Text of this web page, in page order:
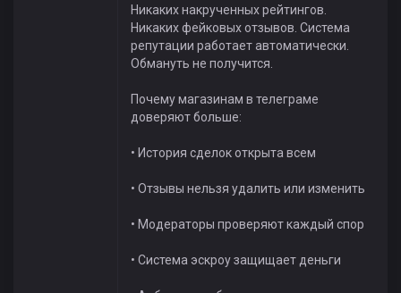
Никаких накрученных рейтингов.
Никаких фейковых отзывов. Система
репутации работает автоматически.
Обмануть не получится.
Почему магазинам в телеграме
доверяют больше:
• История сделок открыта всем
• Отзывы нельзя удалить или изменить
• Модераторы проверяют каждый спор
• Система эскроу защищает деньги